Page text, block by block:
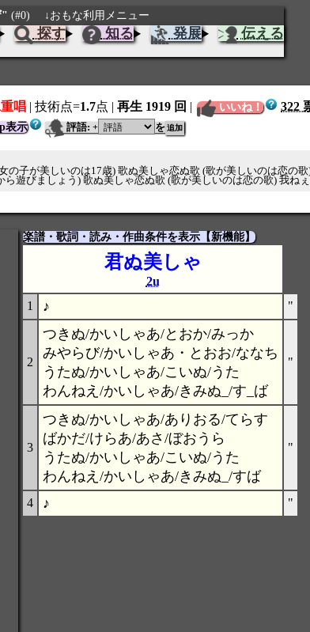
" (#0) ↓おもな利用メニュー
探す 知る 発展 伝える
唱 | 技術点=1.7点 | 再生 1919 回 | いいね！ 322
表示 評語: + を
子が美しいのは17歳) 歌ぬ美しゃ恋ぬ歌 (歌が美しいのは恋の
遊びましょう) 歌ぬ美しゃ恋ぬ歌 (歌が美しいのは恋の歌) 我ね
楽譜・歌詞・読み・作曲条件を表示【新機能】
君ぬ美しゃ
2u
1
♪ "
2
つきぬ/かいしゃあ/とおか/みっか
みやらび/かいしゃあ・とおお/ななち
うたぬ/かいしゃあ/こいぬ/うた
わんねえ/かいしゃあ/きみぬ_/す_ば
"
3
つきぬ/かいしゃあ/ありおる/てらす
ばかだ/けらあ/あさ/ぼおうら
うたぬ/かいしゃあ/こいぬ/うた
わんねえ/かいしゃあ/きみぬ_/すば
"
4 ♪ "